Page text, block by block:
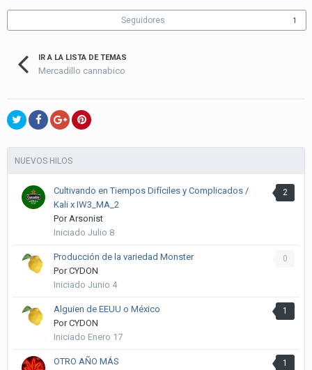
Seguidores 1
IR A LA LISTA DE TEMAS
Mercadillo cannabico
NUEVOS HILOS
2
Cultivando en Tiempos Difíciles y Complicados /
Kali x IW3_MA_2
PorArsonist
Iniciado Julio 8
0
Producción de la variedad Monster
PorCYDON
Iniciado Junio 4
1
Alguien de EEUU o México
PorCYDON
Iniciado Enero 17
1
OTRO AÑO MÁS